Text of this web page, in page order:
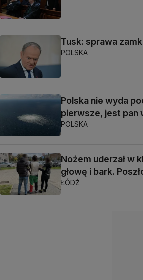
Tusk: sprawa
POLSKA
Polska nie wyda
pierwsze, jest pan
POLSKA
Nożem uderzał w
głowę i bark.
ŁÓDŹ